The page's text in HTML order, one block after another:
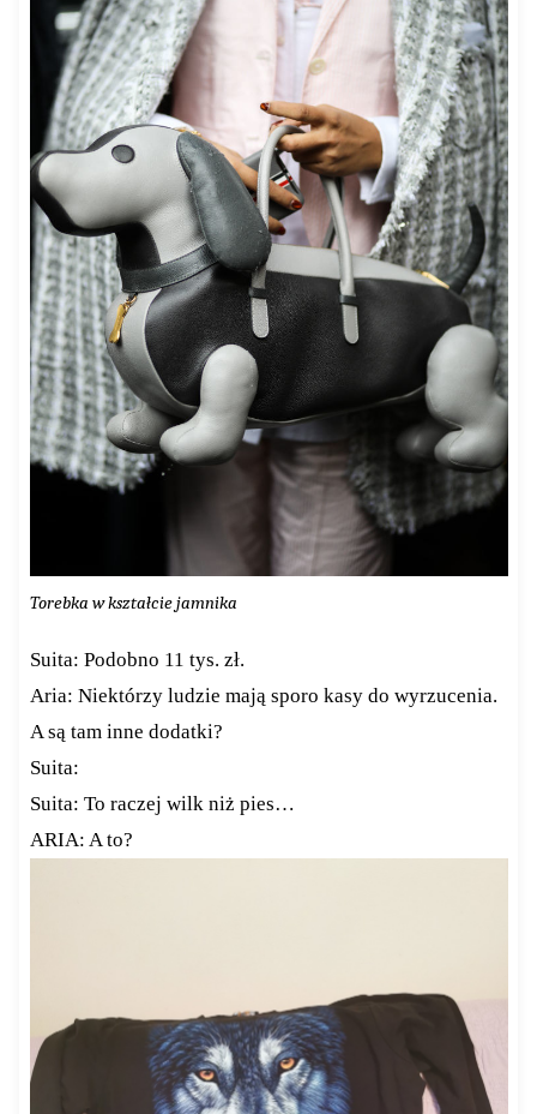
Torebka w kształcie jamnika
Suita: Podobno 11 tys. zł.
Aria: Niektórzy ludzie mają sporo kasy do wyrzucenia.
A są tam inne dodatki?
Suita:
Suita: To raczej wilk niż pies…
ARIA: A to?